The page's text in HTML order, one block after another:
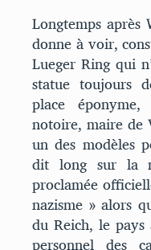
Longtemps
donne à voir,
Lueger Ring qui
statue toujours
place
notoire, maire
un des modèles
dit long sur la
proclamée
nazisme » alors
du Reich, le